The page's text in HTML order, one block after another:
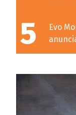
5
Evo